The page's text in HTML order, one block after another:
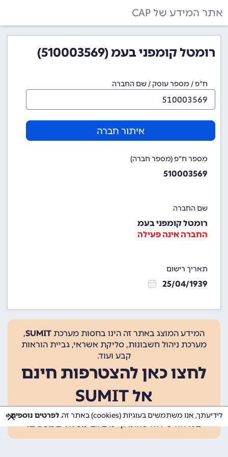
אתר המידע של CAP
רומטל קומפני בעמ (510003569)
ח"פ / מספר עוסק / שם החברה
איתור חברה
מספר ח"פ (מספר חברה)
510003569
שם החברה
רומטל קומפני בעמ
החברה אינה פעילה
תאריך רישום
25/04/1939
המידע המוצג באתר זה הינו בחסות מערכת SUMIT
,
מערכת ניהול חשבונות, סליקת אשראי, גביית הוראות
קבע ועוד.
לחצו כאן להצטרפות חינם
אל SUMIT
ההצטרפות אינה כרוכה בתשלום, ומאפשרת 10 פעולות
בכל חודש ללא עלות. קיימים גםמסלולים נוספים.
לידיעתך, אנו משתמשים בעוגיות (cookies) באתר זה. לפרטים נוספים »